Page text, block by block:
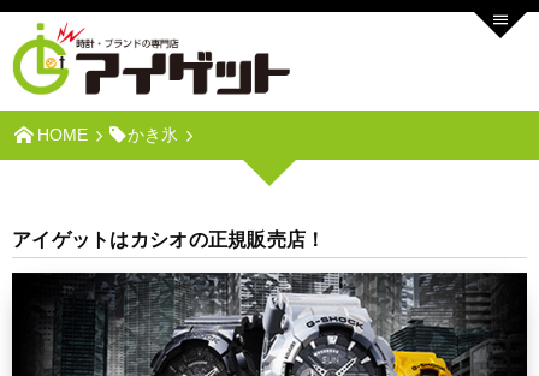
HOME かき氷
アイゲットはカシオの正規販売店！